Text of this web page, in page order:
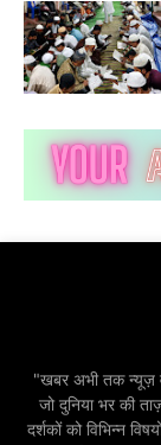
"खबर अभी तक न्यूज़
जो दुनिया भर की
दर्शकों को विभिन्न